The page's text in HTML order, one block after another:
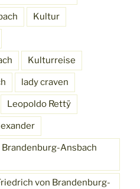
Kultur
Kulturreise
lady craven
Leopoldo Rettÿ
Ansbach
von Brandenburg-